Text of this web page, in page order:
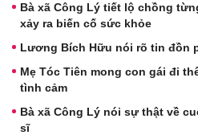
Bà xã Công Lý tiết lộ chồng
xảy ra biến cố sức khỏe
Lương Bích Hữu nói rõ tin đồn
Mẹ Tóc Tiên mong con gái đi
tình cảm
Bà xã Công Lý nói sự thật về
sĩ